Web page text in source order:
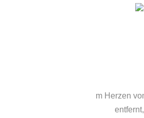
m Herzen